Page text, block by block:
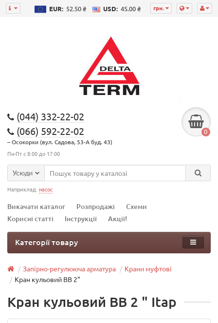
грн.
EUR: 52.50 ₴ USD: 45.00 ₴
(044) 332-22-02
(066) 592-22-02
– Осокорки (вул. Садова, 53-А буд. 43)
Пн-Пт с 8:00 до 17:00
0
Усюди
Наприклад: насос
Викачати каталог Розпродажі
Схеми
Корисні статті
Інструкції Акції!
Категорії товару
Запірно-регулююча арматура
Крани муфтові
Кран кульовий ВВ 2"
Кран кульовий ВВ 2 " Itap